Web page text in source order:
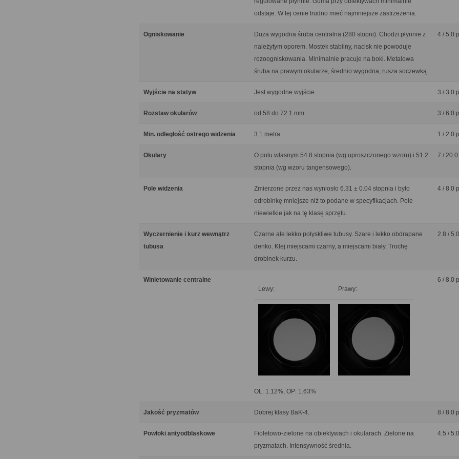
odstaje. W tej cenie trudno mieć najmniejsze zastrzeżenia.
Ogniskowanie
Duża wygodna śruba centralna (280 stopni). Chodzi płynnie z
należytym oporem. Mostek stabilny, nacisk nie powoduje
rozoogniskowania. Minimalnie pracuje na boki. Metalowa
śruba na prawym okularze, średnio wygodna, rusza soczewką.
4 / 5.0
Wyjście na statyw Jest wygodne wyjście. 3 / 3.0
Rozstaw okularów od 58 do 72.1 mm 3 / 6.0
Min. odległość ostrego widzenia 3.1 metra. 1 / 2.0
Okulary
O polu własnym 54.8 stopnia (wg uproszczonego wzoru) i 51.2
stopnia (wg wzoru tangensowego).
7 /
Pole widzenia
Zmierzone przez nas wyniosło 6.31 ± 0.04 stopnia i było
odrobinkę mniejsze niż to podane w specyfikacjach. Pole
niewielkie jak na tę klasę sprzętu.
4 / 8.0
Wyczernienie i kurz wewnątrz
tubusa
Czarne ale lekko połyskliwe tubusy. Szare i lekko obdrapane
denko. Klej miejscami czarny, a miejscami biały. Trochę
drobinek kurzu.
2.8 /
Winietowanie centralne
Lewy:
Prawy:
OL: 1.12%, OP: 1.63%
6 / 8.0
Jakość pryzmatów Dobrej klasy BaK-4. 8 / 8.0
Powłoki antyodblaskowe
Fioletowo-zielone na obiektywach i okularach. Zielone na
pryzmatach. Intensywność średnia.
4.5 /